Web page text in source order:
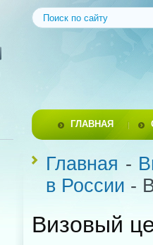
ГЛАВНАЯ
Главная -
в России -
Визовый